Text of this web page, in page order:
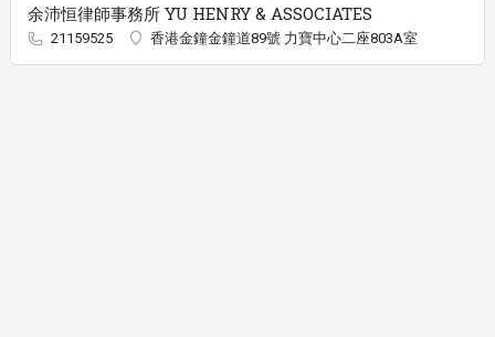
余沛恒律師事務所 YU HENRY & ASSOCIATES
21159525 香港金鐘金鐘道89號 力寶中心二座803A室